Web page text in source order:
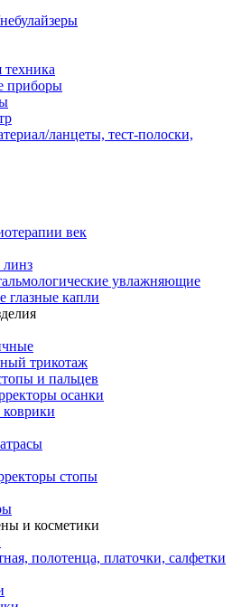
приборы
ланцеты, тест-полоски,
век
линз
увлажняющие
капли
трикотаж
и пальцев
осанки
стопы
и косметики
полотенца, платочки, салфетки